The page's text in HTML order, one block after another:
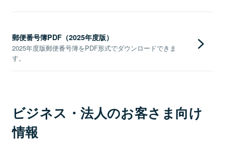
郵便番号簿PDF（2025年度版）
2025年度版郵便番号簿をPDF形式でダウンロードできま
す。
ビジネス・法人のお客さま向け
情報